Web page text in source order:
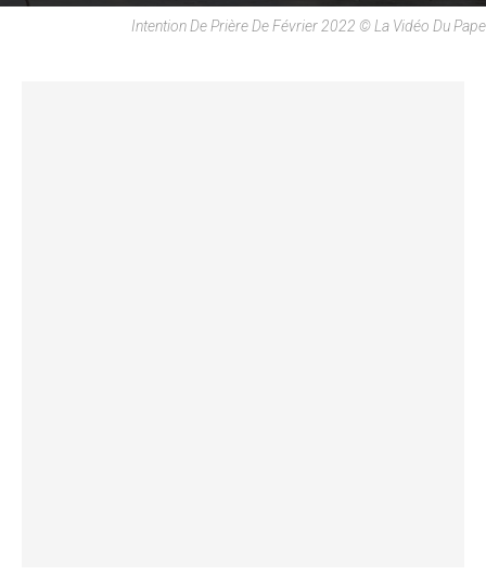
Intention De Prière De Février 2022 © La Vidéo Du Pape